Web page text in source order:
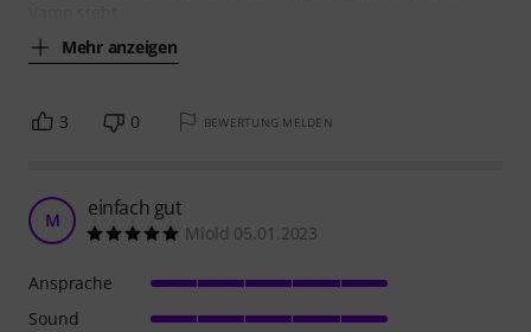
Mehr anzeigen
3 0 BEWERTUNG MELDEN
M einfach gut
Miold 05.01.2023
Ansprache
Sound